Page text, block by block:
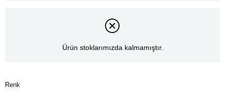
Ürün stoklarımızda kalmamıştır.
Renk